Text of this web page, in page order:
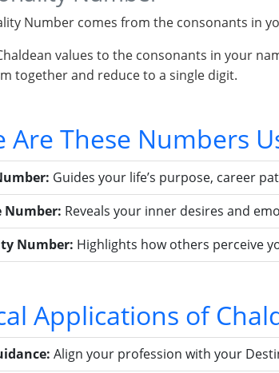
Number comes from the consonants in
values to the consonants in your
together and reduce to a single digit.
Are These Numbers
Guides your life’s purpose, career
Number: Reveals your inner desires and
Number: Highlights how others perceive
Applications of
Align your profession with your